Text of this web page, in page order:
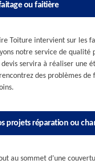
ou faitière
Toiture intervient sur les
notre service de
servira à réaliser une
des problèmes de
projets réparation ou
au sommet d’une